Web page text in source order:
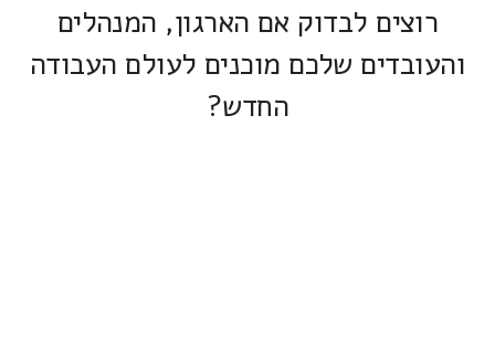
רוצים לבדוק אם הארגון, המנהלים
והעובדים שלכם מוכנים לעולם העבודה
החדש?